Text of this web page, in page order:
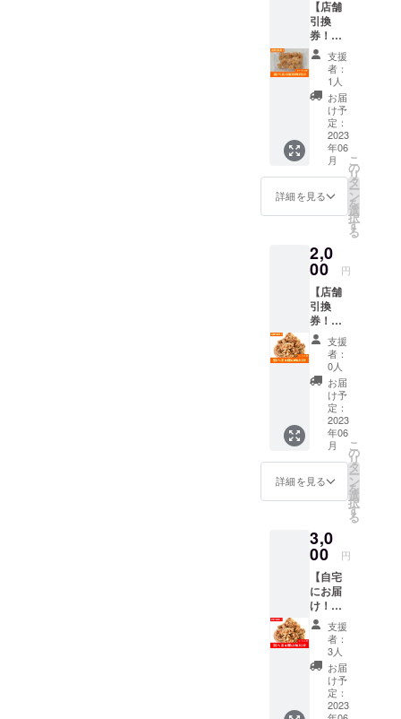
ぶり大
根 ・す
き煮 ・
チキン
のトマ
ト煮
【店舗
引換
券！】
★選べ
る4種の
唐揚げ
３～４
人分★
店舗で
お受け
取りい
ただけ
るリ
ターン
です。
メール
換券の
画像を
お送り
いたし
ます。
プリン
トアウ
トした
ものま
たはス
マホ画
面を引
き換え
時にご
提示く
ださ
い。 ＊
る店舗
に取り
に来ら
れる方
のみご
購入く
ださ
い。 ・
有効期
限 ：
2023年
6月30日
・引換
支援
者：
1人
お届
け予
定：
2023
年06
月
詳細を見る
こ
の
リ
タ
ー
ン
を
選
択
す
る
2,0
00 円
【店舗
引換
券！】
★選べ
る4種の
唐揚げ7
～8人分
★ 店舗
でお受
け取り
いただ
けるリ
ターン
です。
メール
にて引
画像を
お送り
いたし
ます。
プリン
トアウ
トした
ものま
たはス
マホ画
面を引
き換え
時にご
支援
者：
0人
お届
け予
定：
2023
年06
月
詳細を見る
こ
の
リ
タ
ー
ン
を
選
択
す
る
3,0
00 円
【自宅
にお届
け！】
★選べ
る4種の
唐揚げ
7〜8人
分★ 株
式会社
アン
支援
者：
3人
お届
け予
定：
2023